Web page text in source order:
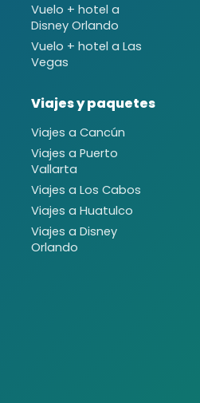
Vuelo + hotel a
Disney Orlando
Vuelo + hotel a Las
Vegas
Viajes y paquetes
Viajes a Cancún
Viajes a Puerto
Vallarta
Viajes a Los Cabos
Viajes a Huatulco
Viajes a Disney
Orlando